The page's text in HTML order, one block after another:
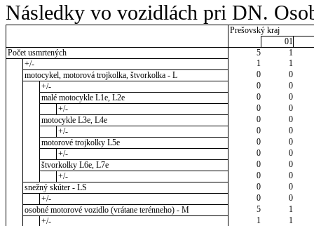
Následky vo vozidlách pri DN.
Prešovský kraj
01
Počet usmrtených
5
1
+/-
1
1
motocykel, motorová trojkolka, štvorkolka - L
0
0
+/-
0
0
malé motocykle L1e, L2e
0
0
+/-
0
0
motocykle L3e, L4e
0
0
+/-
0
0
motorové trojkolky L5e
0
0
+/-
0
0
štvorkolky L6e, L7e
0
0
+/-
0
0
snežný skúter - LS
0
0
+/-
0
0
osobné motorové vozidlo (vrátane terénneho) - M
5
1
+/-
1
1